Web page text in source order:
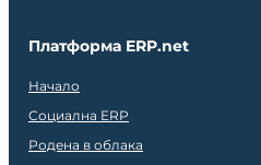
Платформа ERP.net
Начало
Социална ERP
Родена в облака